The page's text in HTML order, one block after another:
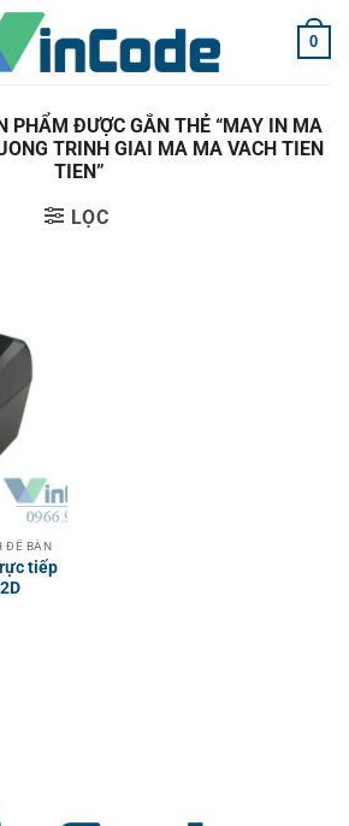
0
PHẨM ĐƯỢC GẮN THẺ “MAY IN MA
TRINH GIAI MA MA VACH TIEN
TIEN”
LỌC
ĐỂ BÀN
tiếp